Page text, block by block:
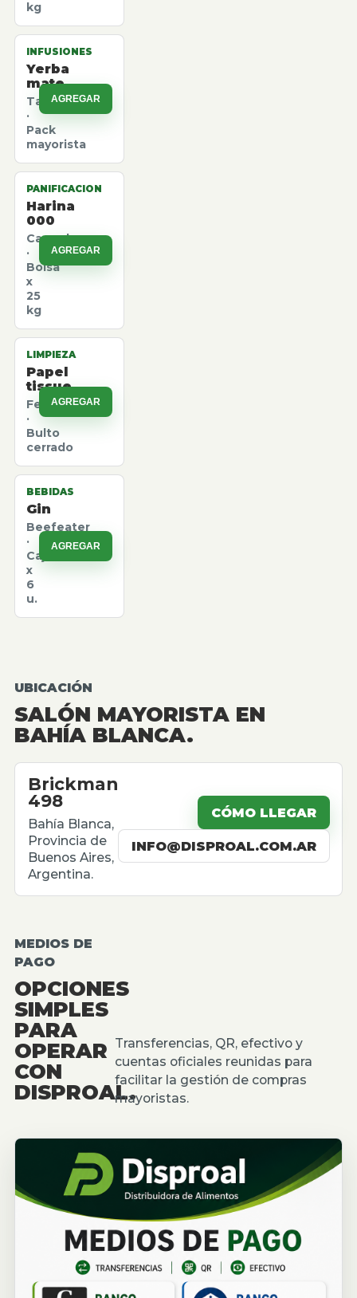
kg
INFUSIONES
Yerba
mate
Taragui
·
Pack
mayorista
AGREGAR
PANIFICACION
Harina
000
Canuelas
·
Bolsa
x
25
kg
AGREGAR
LIMPIEZA
Papel
tissue
Felpita
·
Bulto
cerrado
AGREGAR
BEBIDAS
Gin
Beefeater
·
Caja
x
6
u.
AGREGAR
UBICACIÓN
SALÓN MAYORISTA EN
BAHÍA BLANCA.
Brickman
498
Bahía Blanca,
Provincia de
Buenos Aires,
Argentina.
CÓMO LLEGAR
INFO@DISPROAL.COM.AR
MEDIOS DE
PAGO
OPCIONES
SIMPLES
PARA
OPERAR
CON
DISPROAL.
Transferencias, QR, efectivo y
cuentas oficiales reunidas para
facilitar la gestión de compras
mayoristas.